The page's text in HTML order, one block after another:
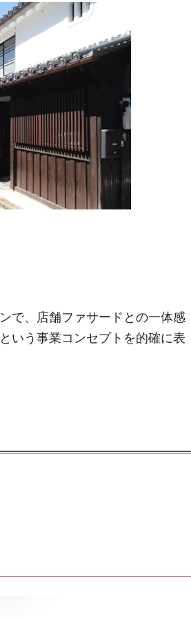
で、店舗ファサードとの一体感
いう事業コンセプトを的確に表